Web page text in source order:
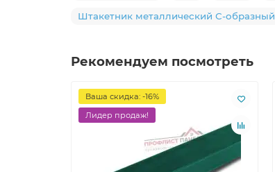
Штакетник металлический С-образный
Рекомендуем посмотреть
Ваша скидка: -16%
Лидер продаж!